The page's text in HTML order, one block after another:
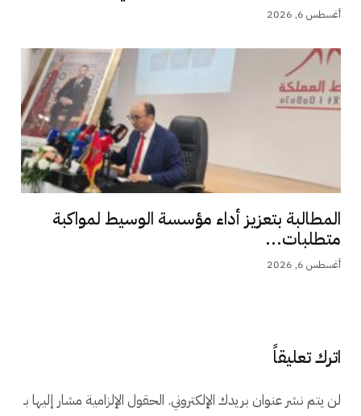
أغسطس 6, 2026
المطالبة بتعزيز أداء مؤسسة الوسيط لمواكبة
متطلبات...
أغسطس 6, 2026
اترك تعليقاً
لن يتم نشر عنوان بريدك الإلكتروني. الحقول الإلزامية مشار إليها بـ